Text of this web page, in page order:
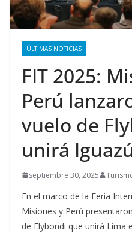
ÚLTIMAS NOTICIAS
FIT 2025:
Perú
vuelo de
unirá
septiembre 30, 2025
En el marco de la Feria
Misiones y Perú
de Flybondi que unirá Lima